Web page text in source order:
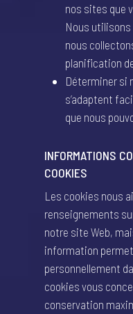
nos sites que
Nous utilisons
nous
planification
Déterminer si
s’adaptent
que nous
INFORMATIONS
COOKIES
Les cookies nous
renseignements
notre site Web,
information
personnellement
cookies vous
conservation